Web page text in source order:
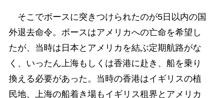
そこでボースに突きつけられたのが5日以内の国
外退去命令。ボースはアメリカへの亡命を希望し
たが、当時は日本とアメリカを結ぶ定期航路がな
く、いったん上海もしくは香港に赴き、船を乗り
換える必要があった。当時の香港はイギリスの植
民地、上海の船着き場もイギリス租界とアメリカ